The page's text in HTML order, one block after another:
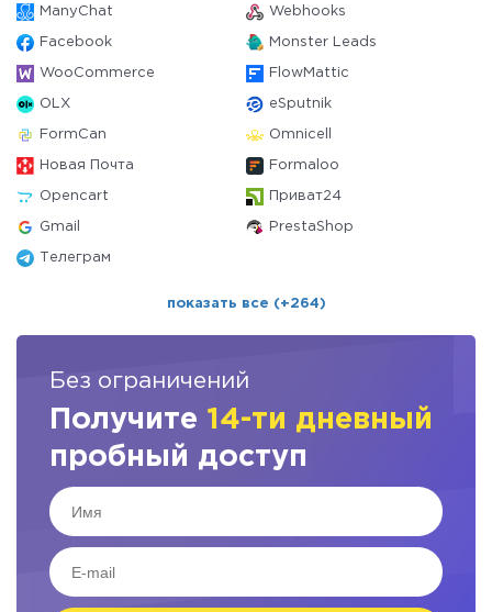
ManyChat Webhooks
Facebook Monster Leads
WooCommerce FlowMattic
OLX eSputnik
FormCan Omnicell
Новая Почта Formaloo
Opencart Приват24
Gmail PrestaShop
Телеграм
показать все (+264)
Без ограничений
Получите 14-ти дневный
пробный доступ